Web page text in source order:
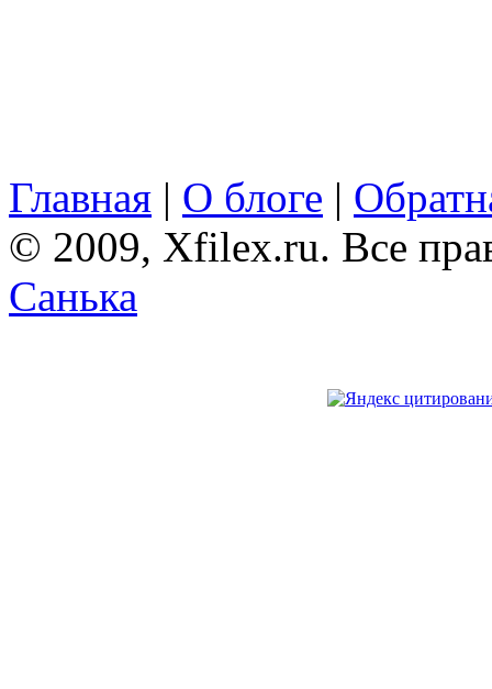
Главная | О блоге |
© 2009, Xfilex.ru. Все
Санька